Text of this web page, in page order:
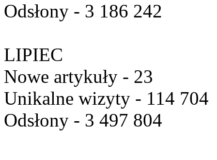
Odsłony - 3 186 242
LIPIEC
Nowe artykuły - 23
Unikalne wizyty - 114 704
Odsłony - 3 497 804